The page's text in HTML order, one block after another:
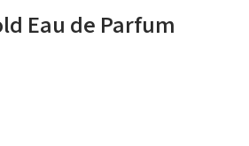
Eau de Parfum